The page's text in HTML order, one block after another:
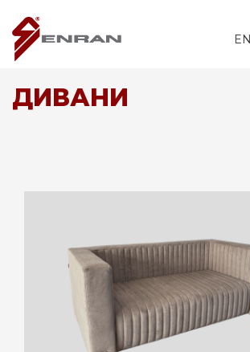
EN
ДИВАНИ